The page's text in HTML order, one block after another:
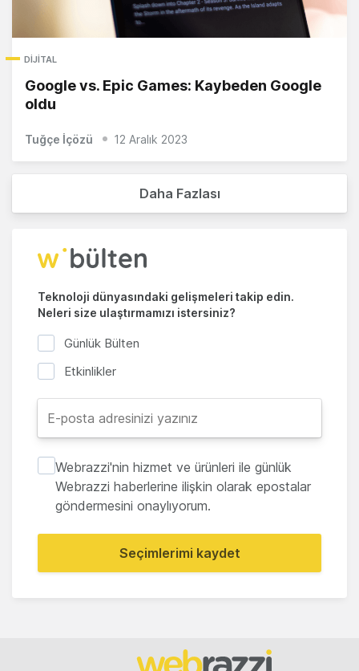
DIJITAL
Google vs. Epic Games: Kaybeden Google
oldu
Tuğçe İçözü 12 Aralık 2023
Daha Fazlası
Teknoloji dünyasındaki gelişmeleri takip edin.
Neleri size ulaştırmamızı istersiniz?
Günlük Bülten
Etkinlikler
Webrazzi'nin hizmet ve ürünleri ile günlük
Webrazzi haberlerine ilişkin olarak epostalar
göndermesini onaylıyorum.
Seçimlerimi kaydet